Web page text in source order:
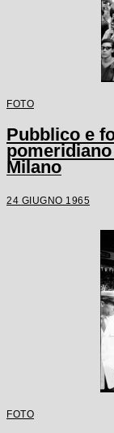
FOTO
Pubblico e
Milano
24 GIUGNO 1965
FOTO